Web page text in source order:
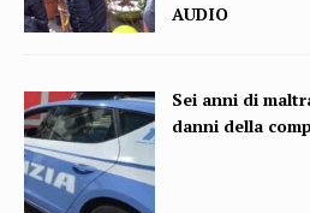
AUDIO
Sei anni di
danni della